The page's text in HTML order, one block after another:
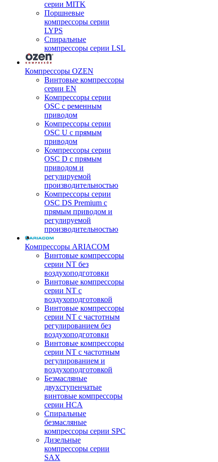
серии MITK
Поршневые
компрессоры серии
LYPS
Спиральные
компрессоры серии LSL
Компрессоры OZEN
Винтовые компрессоры
серии EN
Компрессоры серии
OSC с ременным
приводом
Компрессоры серии
OSC U с прямым
приводом
Компрессоры серии
OSC D с прямым
приводом и
регулируемой
производительностью
Компрессоры серии
OSC DS Premium с
прямым приводом и
регулируемой
производительностью
Компрессоры ARIACOM
Винтовые компрессоры
серии NT без
воздухоподготовки
Винтовые компрессоры
серии NT c
воздухоподготовкой
Винтовые компрессоры
серии NT с частотным
регулированием без
воздухоподготовки
Винтовые компрессоры
серии NT с частотным
регулированием и
воздухоподготовкой
Безмасляные
двухступенчатые
винтовые компрессоры
серии HCA
Спиральные
безмасляные
компрессоры серии SPC
Дизельные
компрессоры серии
SAX